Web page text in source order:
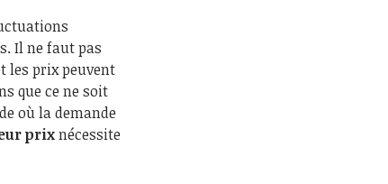
Il ne faut pas
les prix peuvent
que ce ne soit
où la demande
prixnécessite